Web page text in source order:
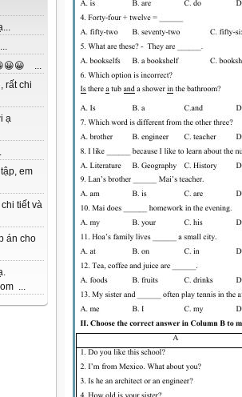
...
rất chi
ạ
em
tiết và
án cho
...